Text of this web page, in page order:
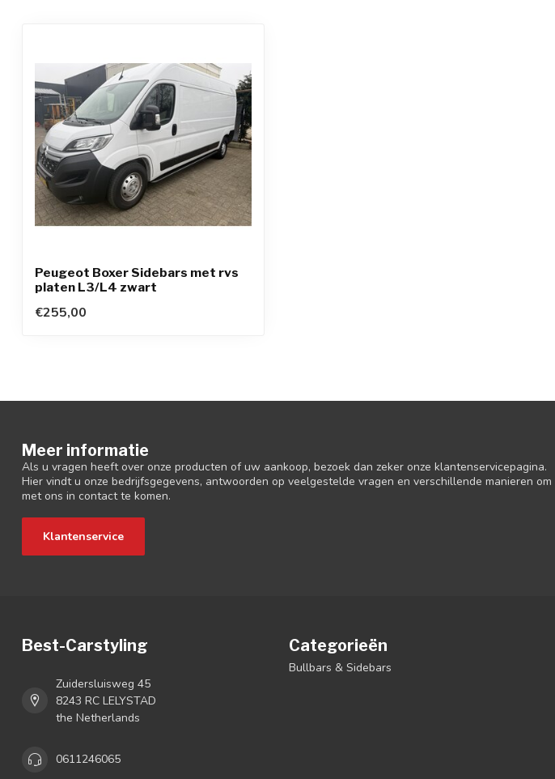
Peugeot Boxer Sidebars met rvs
platen L3/L4 zwart
€255,00
Meer informatie
Als u vragen heeft over onze producten of uw aankoop, bezoek dan zeker onze klantenservicepagina.
Hier vindt u onze bedrijfsgegevens, antwoorden op veelgestelde vragen en verschillende manieren om
met ons in contact te komen.
Klantenservice
Best-Carstyling
Zuidersluisweg 45
8243 RC LELYSTAD
the Netherlands
0611246065
Categorieën
Bullbars & Sidebars